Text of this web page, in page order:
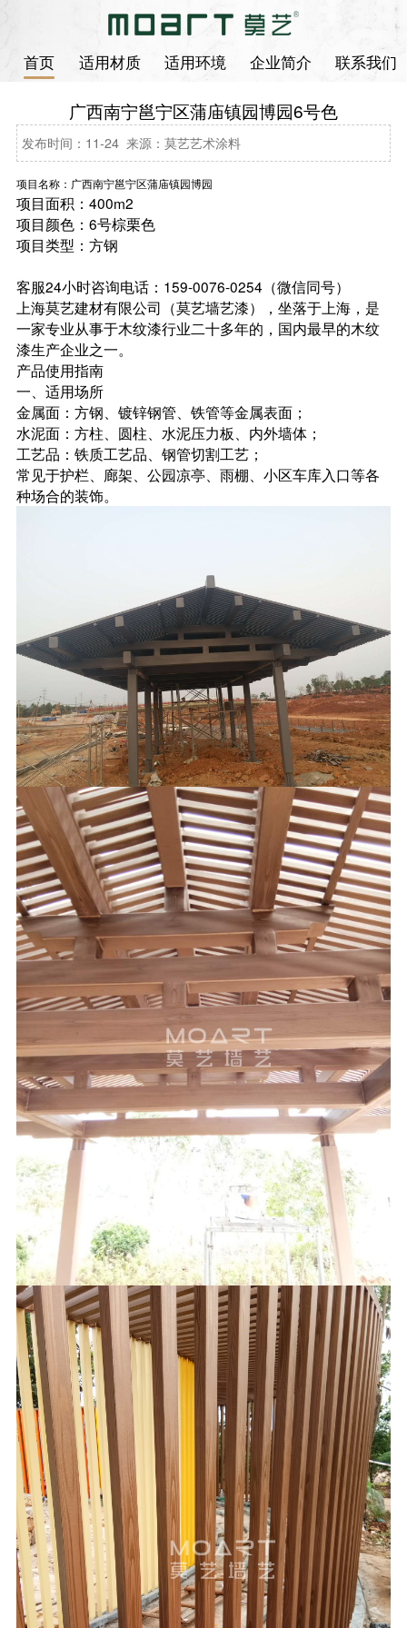
首页 适用材质 适用环境 企业简介 联系我们
广西南宁邕宁区蒲庙镇园博园6号色
发布时间：11-24 来源：莫艺艺术涂料
项目名称：广西南宁邕宁区蒲庙镇园博园
项目面积：400m2
项目颜色：6号棕栗色
项目类型：方钢
客服24小时咨询电话：159-0076-0254（微信同号）
上海莫艺建材有限公司（莫艺墙艺漆），坐落于上海，是
一家专业从事于木纹漆行业二十多年的，国内最早的木纹
漆生产企业之一。
产品使用指南
一、适用场所
金属面：方钢、镀锌钢管、铁管等金属表面；
水泥面：方柱、圆柱、水泥压力板、内外墙体；
工艺品：铁质工艺品、钢管切割工艺；
常见于护栏、廊架、公园凉亭、雨棚、小区车库入口等各
种场合的装饰。